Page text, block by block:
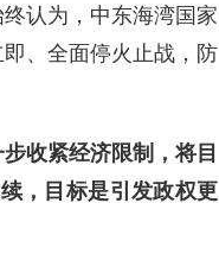
认为，中东海湾国家
、全面停火止战，防
收紧经济限制，将目
，目标是引发政权更